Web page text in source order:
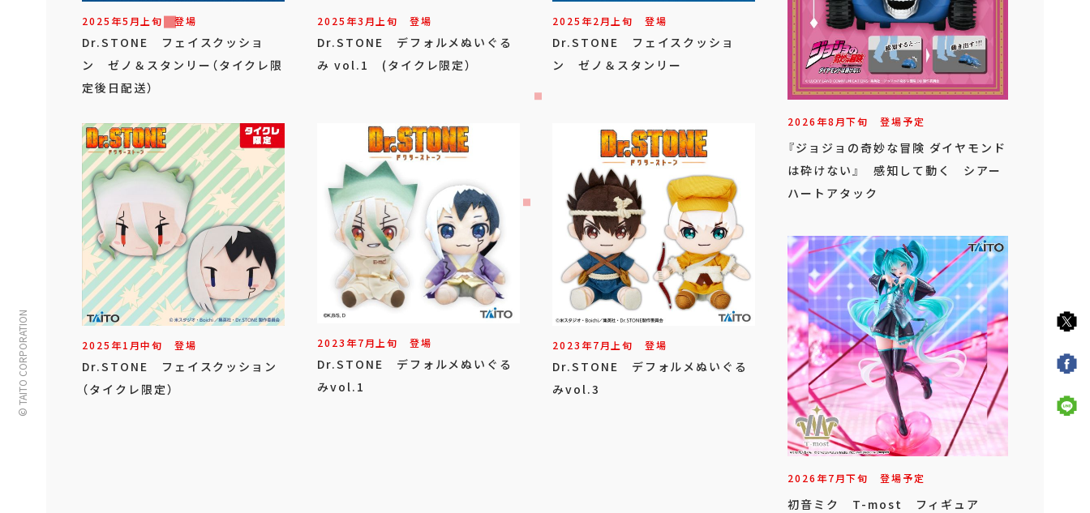
© TAITO CORPORATION
2025年5月上旬登場
Dr.STONE フェイスクッショ
ン ゼノ＆スタンリー（タイクレ限
定後日配送）
2025年3月上旬 登場
Dr.STONE デフォルメぬいぐる
み vol.1 (タイクレ限定）
2025年2月上旬 登場
Dr.STONE フェイスクッショ
ン ゼノ＆スタンリー
2025年1月中旬 登場
Dr.STONE フェイスクッション
（タイクレ限定）
2023年7月上旬 登場
Dr.STONE デフォルメぬいぐる
みvol.1
2023年7月上旬 登場
Dr.STONE デフォルメぬいぐる
みvol.3
2026年8月下旬 登場予定
『ジョジョの奇妙な冒険 ダイヤモンド
は砕けない』 感知して動く シアー
ハートアタック
2026年7月下旬 登場予定
初音ミク T-most フィギュア